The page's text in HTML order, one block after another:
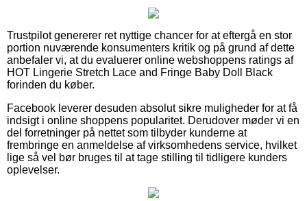
Trustpilot genererer ret nyttige chancer for at eftergå en stor
portion nuværende konsumenters kritik og på grund af dette
anbefaler vi, at du evaluerer online webshoppens ratings af
HOT Lingerie Stretch Lace and Fringe Baby Doll Black
forinden du køber.
Facebook leverer desuden absolut sikre muligheder for at få
indsigt i online shoppens popularitet. Derudover møder vi en
del forretninger på nettet som tilbyder kunderne at
frembringe en anmeldelse af virksomhedens service, hvilket
lige så vel bør bruges til at tage stilling til tidligere kunders
oplevelser.